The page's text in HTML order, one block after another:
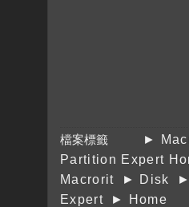
檔案標籤
►
Partition Expert
Macrorit
► Disk
Expert
► Home